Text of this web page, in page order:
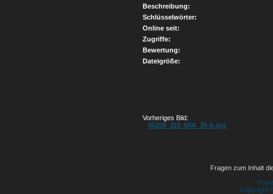
Beschreibung:
Schlüsselwörter:
Online seit:
Zugriffe:
Bewertung:
Dateigröße:
Vorheriges Bild:
00208_110_09A_35-b.jpg
Fragen zum Inhalt
Copyright